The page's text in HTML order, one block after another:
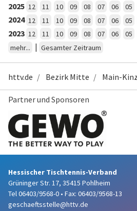
2025 12 11 10 09 08 07 06 05
2024 12 11 10 09 08 07 06 05
2023 12 11 10 09 08 07 06 05
mehr...
| Gesamter Zeitraum
httv.de Bezirk Mitte Main-
Partner und Sponsoren
Hessischer Tischtennis-Verband
Grüninger Str. 17, 35415 Pohlheim
Tel 06403/9568-0 • Fax: 06403/9568-13
geschaeftsstelle@httv.de